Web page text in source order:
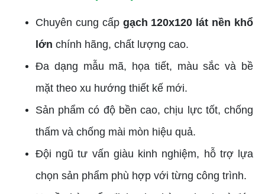
Chuyên cung cấp gạch 120x120 lát nền khổ
lớn chính hãng, chất lượng cao.
Đa dạng mẫu mã, họa tiết, màu sắc và bề
mặt theo xu hướng thiết kế mới.
Sản phẩm có độ bền cao, chịu lực tốt, chống
thấm và chống mài mòn hiệu quả.
Đội ngũ tư vấn giàu kinh nghiệm, hỗ trợ lựa
chọn sản phẩm phù hợp với từng công trình.